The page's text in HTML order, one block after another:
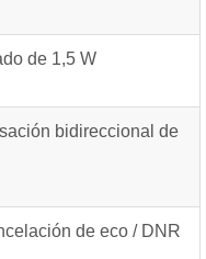
de 1,5 W
bidireccional de
de eco / DNR